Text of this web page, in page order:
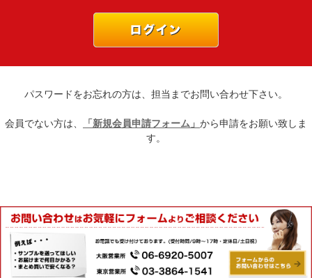
パスワードをお忘れの方は、担当までお問い合わせ下さい。
会員でない方は、 「新規会員申請フォーム」 から申請をお願い致しま
す。